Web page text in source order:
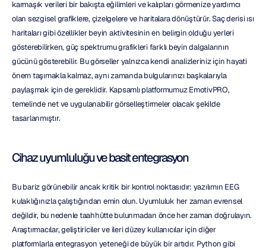
karmaşık verileri bir bakışta eğilimleri ve kalıpları görmenize yardımcı
olan sezgisel grafiklere, çizelgelere ve haritalara dönüştürür. Saç derisi ısı
haritaları gibi özellikler beyin aktivitesinin en belirgin olduğu yerleri
gösterebilirken, güç spektrumu grafikleri farklı beyin dalgalarının
gücünü gösterebilir. Bu görseller yalnızca kendi analizleriniz için hayati
önem taşımakla kalmaz, aynı zamanda bulgularınızı başkalarıyla
paylaşmak için de gereklidir. Kapsamlı platformumuz EmotivPRO,
temelinde net ve uygulanabilir görselleştirmeler olacak şekilde
tasarlanmıştır.
Cihaz uyumluluğu ve basit entegrasyon
Bu bariz görünebilir ancak kritik bir kontrol noktasıdır: yazılımın EEG
kulaklığınızla çalıştığından emin olun. Uyumluluk her zaman evrensel
değildir, bu nedenle taahhütte bulunmadan önce her zaman doğrulayın.
Araştırmacılar, geliştiriciler ve ileri düzey kullanıcılar için diğer
platformlarla entegrasyon yeteneği de büyük bir artıdır. Python gibi